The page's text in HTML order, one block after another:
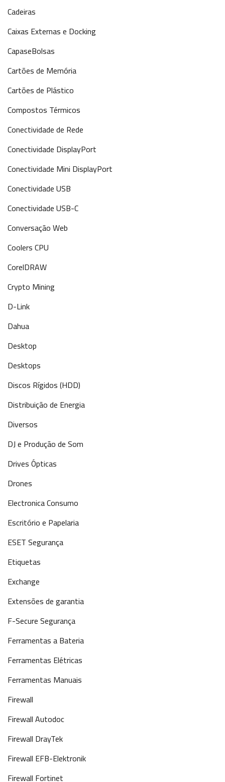
Cadeiras
Caixas Externas e Docking
CapaseBolsas
Cartões de Memória
Cartões de Plástico
Compostos Térmicos
Conectividade de Rede
Conectividade DisplayPort
Conectividade Mini DisplayPort
Conectividade USB
Conectividade USB-C
Conversação Web
Coolers CPU
CorelDRAW
Crypto Mining
D-Link
Dahua
Desktop
Desktops
Discos Rígidos (HDD)
Distribuição de Energia
Diversos
DJ e Produção de Som
Drives Ópticas
Drones
Electronica Consumo
Escritório e Papelaria
ESET Segurança
Etiquetas
Exchange
Extensões de garantia
F-Secure Segurança
Ferramentas a Bateria
Ferramentas Elétricas
Ferramentas Manuais
Firewall
Firewall Autodoc
Firewall DrayTek
Firewall EFB-Elektronik
Firewall Fortinet